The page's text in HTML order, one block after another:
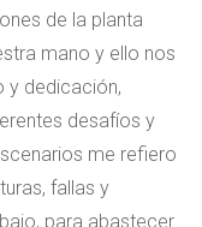
de la planta
mano y ello nos
y dedicación,
desafíos y
me refiero
fallas y
para abastecer